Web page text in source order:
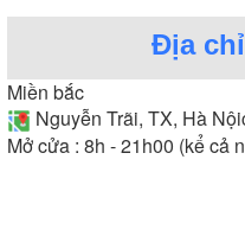
Địa
Miền bắc
Nguyễn Trãi, TX, Hà Nội
Mở cửa : 8h - 21h00 (kể cả